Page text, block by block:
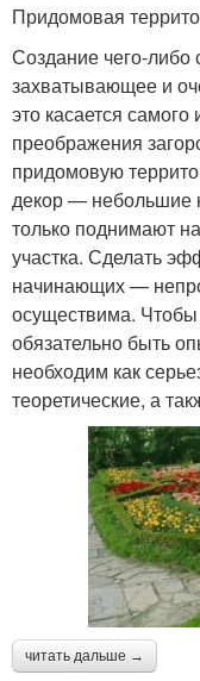
Придомовая
Создание чего-
захватывающее и
это касается
преображения
придомовую
декор — небольшие
только поднимают
участка. Сделать
начинающих —
осуществима. Чтобы
обязательно быть
необходим как
теоретические, а
читать дальше →